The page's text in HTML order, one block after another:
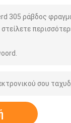
305 ράβδος